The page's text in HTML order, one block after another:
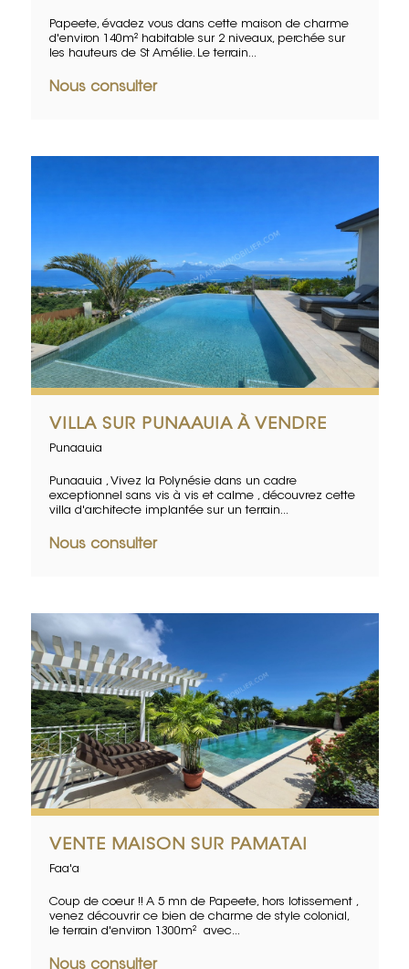
Papeete, évadez vous dans cette maison de charme
d'environ 140m² habitable sur 2 niveaux, perchée sur
les hauteurs de St Amélie. Le terrain...
Nous consulter
VILLA SUR PUNAAUIA À VENDRE
Punaauia
Punaauia , Vivez la Polynésie dans un cadre
exceptionnel sans vis à vis et calme , découvrez cette
villa d'architecte implantée sur un terrain...
Nous consulter
VENTE MAISON SUR PAMATAI
Faa'a
Coup de coeur !! A 5 mn de Papeete, hors lotissement ,
venez découvrir ce bien de charme de style colonial,
le terrain d'environ 1300m² avec...
Nous consulter